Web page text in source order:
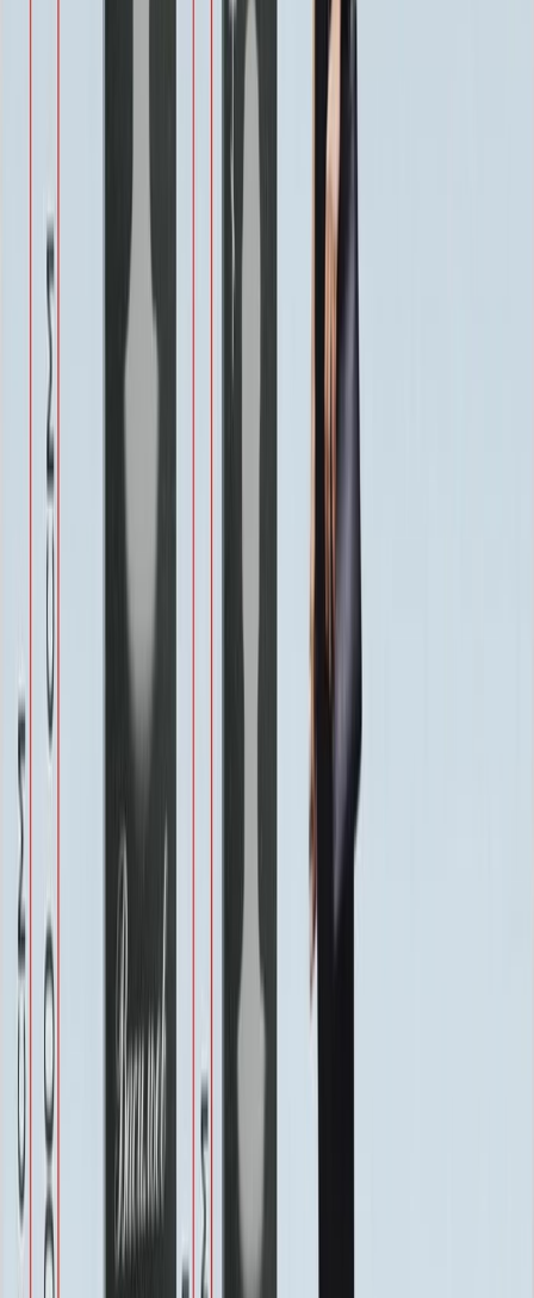
Фаска по краю 1-4 см.
Бесплатно
Бесплатно
Бесплатно
Бесплатно
Бесплатно
2 000 ₽
Установка
Установка
Без установки
27 000 ₽
Усиленная
35 100 ₽
Доставка
Доставка
Самовывоз
2 250 ₽
Мос. Обл. (от МКАД до 50 км)
3 000 ₽
Мос. Обл. (от МКАД до 100 км)
3 750 ₽
Мос. Обл. (от МКАД до 150 км)
5 250 ₽
По России (любой регион) по согласованию